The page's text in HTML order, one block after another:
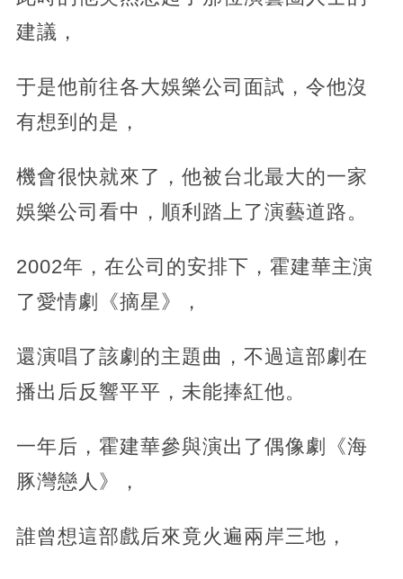
建議，
于是他前往各大娛樂公司面試，令他沒
有想到的是，
機會很快就來了，他被台北最大的一家
娛樂公司看中，順利踏上了演藝道路。
2002年，在公司的安排下，霍建華主演
了愛情劇《摘星》，
還演唱了該劇的主題曲，不過這部劇在
播出后反響平平，未能捧紅他。
一年后，霍建華參與演出了偶像劇《海
豚灣戀人》，
誰曾想這部戲后來竟火遍兩岸三地，